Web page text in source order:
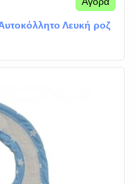
Λευκή ροζ